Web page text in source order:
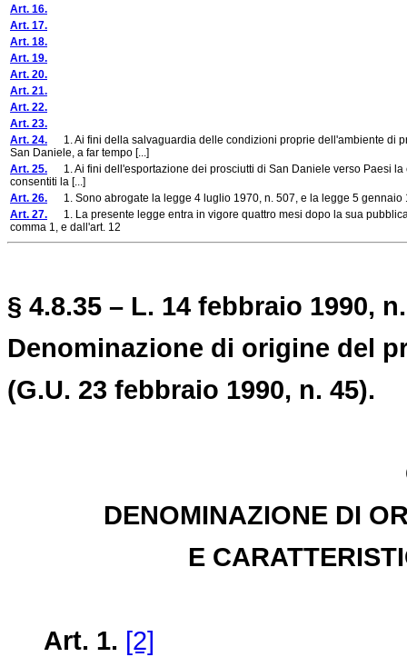
Art. 16.
Art. 17.
Art. 18.
Art. 19.
Art. 20.
Art. 21.
Art. 22.
Art. 23.
Art. 24. 1. Ai fini della salvaguardia delle condizioni proprie dell'ambiente di
San Daniele, a far tempo [...]
Art. 25. 1. Ai fini dell'esportazione dei prosciutti di San Daniele verso Paesi
consentiti la [...]
Art. 26. 1. Sono abrogate la legge 4 luglio 1970, n. 507, e la legge 5 gennaio
Art. 27. 1. La presente legge entra in vigore quattro mesi dopo la sua
comma 1, e dall'art. 12
§ 4.8.35 – L. 14 febbraio 1990,
Denominazione di origine del
(G.U. 23 febbraio 1990, n. 45).
DENOMINAZIONE DI
E
Art. 1. [2]